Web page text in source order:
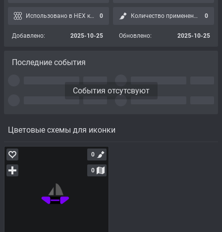
Цветовые схемы для иконки
0
0
Использовано в HEX картах: 0 Количество применений: 0
Добавлено: 2025-10-25 Обновлено: 2025-10-25
Последние события
События отсутсвуют